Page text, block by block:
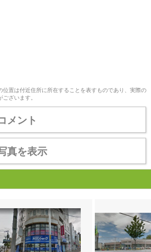
置は付近住所に所在することを表すものであり、実際の
ざいます。
メント
真を表示